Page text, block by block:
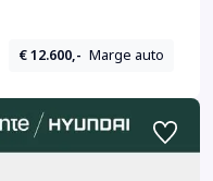
€ 12.600,- Marge auto